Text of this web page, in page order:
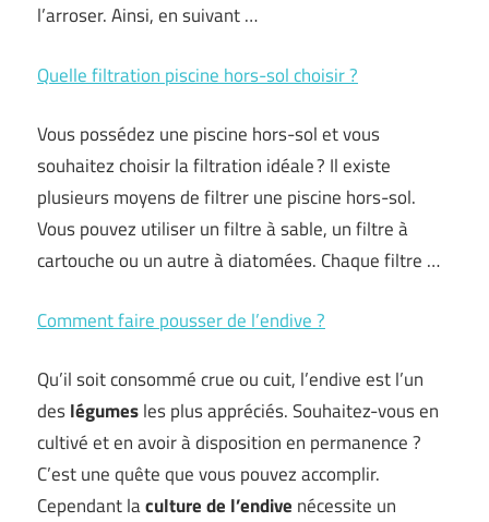
l’arroser. Ainsi, en suivant …
Quelle filtration piscine hors-sol choisir ?
Vous possédez une piscine hors-sol et vous
souhaitez choisir la filtration idéale ? Il existe
plusieurs moyens de filtrer une piscine hors-sol.
Vous pouvez utiliser un filtre à sable, un filtre à
cartouche ou un autre à diatomées. Chaque filtre …
Comment faire pousser de l’endive ?
Qu’il soit consommé crue ou cuit, l’endive est l’un
deslégumesles plus appréciés. Souhaitez-vous en
cultivé et en avoir à disposition en permanence ?
C’est une quête que vous pouvez accomplir.
Cependant laculture de l’endive nécessite un